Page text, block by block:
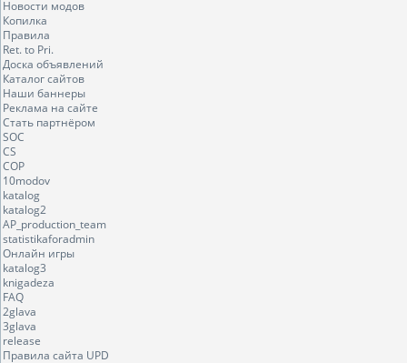
Новости модов
Копилка
Правила
Ret. to Pri.
Доска объявлений
Каталог сайтов
Наши баннеры
Реклама на сайте
Стать партнёром
SOC
CS
COP
10modov
katalog
katalog2
AP_production_team
statistikaforadmin
Онлайн игры
katalog3
knigadeza
FAQ
2glava
3glava
release
Правила сайта UPD